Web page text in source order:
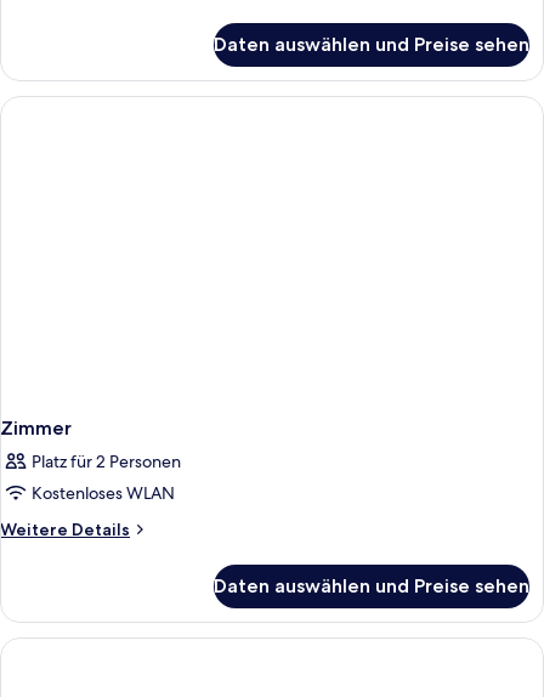
Zweibettzimmer,
2 Einzelbetten
Daten auswählen und Preise sehen
Zimmer
Platz für 2 Personen
Kostenloses WLAN
Weitere Details
Weitere
Daten auswählen und Preise sehen